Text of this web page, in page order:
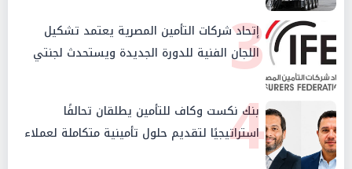
3
إتحاد شركات التأمين المصرية يعتمد تشكيل
اللجان الفنية للدورة الجديدة ويستحدث لجنتي
الأمن السيبراني والإستثمار والإدخار
4
بنك نكست وكاف للتأمين يطلقان تحالفًا
استراتيجيًا لتقديم حلول تأمينية متكاملة لعملاء
البنك